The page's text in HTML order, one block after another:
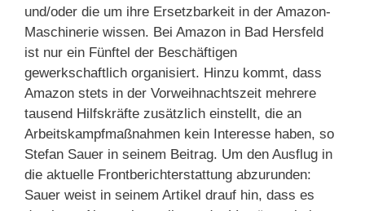
und/oder die um ihre Ersetzbarkeit in der Amazon-
Maschinerie wissen. Bei Amazon in Bad Hersfeld
ist nur ein Fünftel der Beschäftigen
gewerkschaftlich organisiert. Hinzu kommt, dass
Amazon stets in der Vorweihnachtszeit mehrere
tausend Hilfskräfte zusätzlich einstellt, die an
Arbeitskampfmaßnahmen kein Interesse haben, so
Stefan Sauer in seinem Beitrag. Um den Ausflug in
die aktuelle Frontberichterstattung abzurunden:
Sauer weist in seinem Artikel drauf hin, dass es